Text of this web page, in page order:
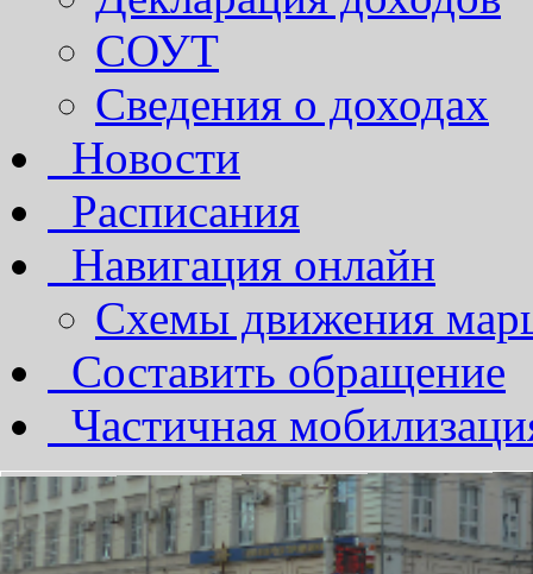
СОУТ
Сведения о доходах
Новости
Расписания
Навигация онлайн
Схемы движения
Составить обращение
Частичная